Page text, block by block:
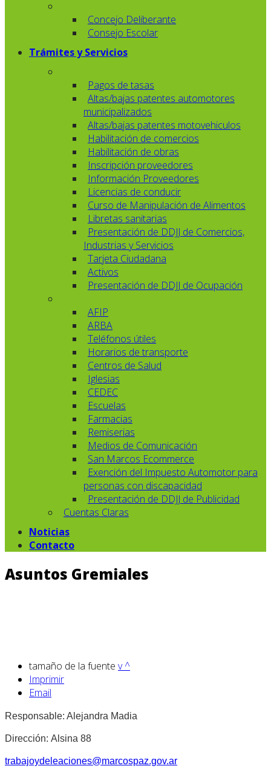
Concejo Deliberante
Consejo Escolar
Trámites y Servicios
Pagos de tasas
Altas/bajas patentes automotores
municipalizados
Altas/bajas patentes motovehiculos
Habilitación de comercios
Habilitación de obras
Inscripción proveedores
Información Proveedores
Licencias de conducir
Curso de Manipulación de Alimentos
Libretas sanitarias
Presentación de DDJJ de Comercios,
Industrias y Servicios
Tarjeta Ciudadana
Activos
Presentación de DDJJ de Ocupación
AFIP
ARBA
Teléfonos útiles
Horarios de transporte
Centros de Salud
Iglesias
CEDEC
Escuelas
Farmacias
Remiserias
Medios de Comunicación
San Marcos Ecommerce
Exención del Impuesto Automotor para
personas con discapacidad
Presentación de DDJJ de Publicidad
Cuentas Claras
Noticias
Contacto
Asuntos Gremiales
tamaño de la fuente v^
Imprimir
Email
Responsable: Alejandra Madia
Dirección: Alsina 88
trabajoydeleaciones@marcospaz.gov.ar